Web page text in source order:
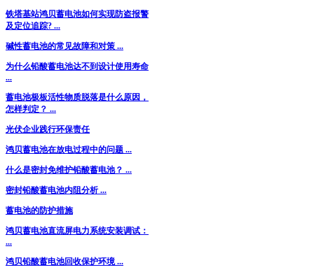
铁塔基站鸿贝蓄电池如何实现防盗报警
及定位追踪? ...
碱性蓄电池的常见故障和对策 ...
为什么铅酸蓄电池达不到设计使用寿命
...
蓄电池极板活性物质脱落是什么原因，
怎样判定？ ...
光伏企业践行环保责任
鸿贝蓄电池在放电过程中的问题 ...
什么是密封免维护铅酸蓄电池？ ...
密封铅酸蓄电池内阻分析 ...
蓄电池的防护措施
鸿贝蓄电池直流屏电力系统安装调试：
...
鸿贝铅酸蓄电池回收保护环境 ...